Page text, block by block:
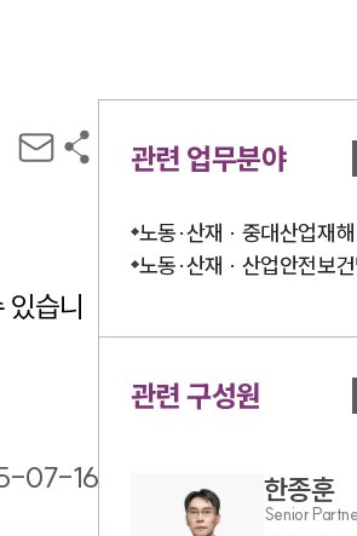
있습니
07-16
관련 업무분야
노동·산재 · 중대산업재해
노동·산재 · 산업안전보
관련 구성원
한종훈
Senior